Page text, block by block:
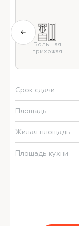
Большая
прихожая
Срок сдачи
Площадь
Жилая площадь
Площадь кухни